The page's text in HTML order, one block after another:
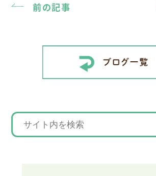
前の記事